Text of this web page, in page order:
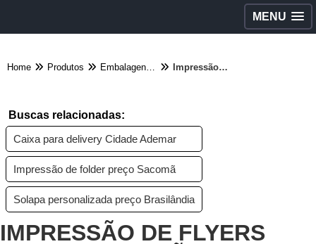
MENU
Home Produtos Embalagens diversas - Categoria Impressão de flyers preço Sacomã
Buscas relacionadas:
Caixa para delivery Cidade Ademar
Impressão de folder preço Sacomã
Solapa personalizada preço Brasilândia
IMPRESSÃO DE FLYERS